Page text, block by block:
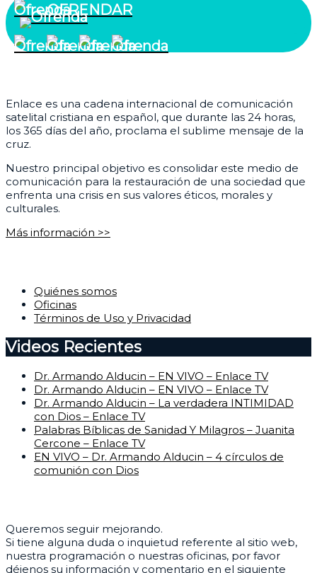
OFRENDAR
Enlace es una cadena internacional de comunicación
satelital cristiana en español, que durante las 24 horas,
los 365 días del año, proclama el sublime mensaje de la
cruz.
Nuestro principal objetivo es consolidar este medio de
comunicación para la restauración de una sociedad que
enfrenta una crisis en sus valores éticos, morales y
culturales.
Más información >>
Quiénes somos
Oficinas
Términos de Uso y Privacidad
Videos Recientes
Dr. Armando Alducin – EN VIVO – Enlace TV
Dr. Armando Alducin – EN VIVO – Enlace TV
Dr. Armando Alducin – La verdadera INTIMIDAD
con Dios – Enlace TV
Palabras Bíblicas de Sanidad Y Milagros – Juanita
Cercone – Enlace TV
EN VIVO – Dr. Armando Alducin – 4 círculos de
comunión con Dios
Queremos seguir mejorando.
Si tiene alguna duda o inquietud referente al sitio web,
nuestra programación o nuestras oficinas, por favor
déjenos su información y comentario en el siguiente